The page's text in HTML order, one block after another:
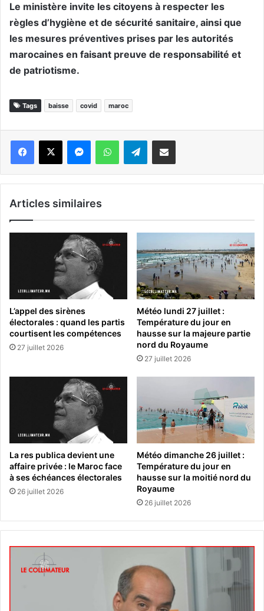
Le ministère invite les citoyens à respecter les
règles d’hygiène et de sécurité sanitaire, ainsi que
les mesures préventives prises par les autorités
marocaines en faisant preuve de responsabilité et
de patriotisme.
Tags baisse covid maroc
WhatsApp Telegram
Articles similaires
L’appel des sirènes
électorales : quand les partis
courtisent les compétences
27 juillet 2026
Météo lundi 27 juillet :
Température du jour en
hausse sur la majeure partie
nord du Royaume
27 juillet 2026
La res publica devient une
affaire privée : le Maroc face
à ses échéances électorales
26 juillet 2026
Météo dimanche 26 juillet :
Température du jour en
hausse sur la moitié nord du
Royaume
26 juillet 2026